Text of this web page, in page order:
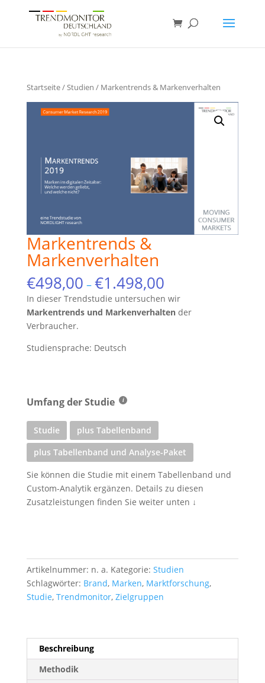
Startseite/Studien / Markentrends & Markenverhalten
Markentrends &
Markenverhalten
€498,00 – €1.498,00
In dieser Trendstudie untersuchen wir
Markentrends und Markenverhaltender
Verbraucher.
Studiensprache: Deutsch
Umfang der Studie
Studie
plus Tabellenband
plus Tabellenband und Analyse-Paket
Sie können die Studie mit einem Tabellenband und
Custom-Analytik ergänzen. Details zu diesen
Zusatzleistungen finden Sie weiter unten ↓
Artikelnummer: n. a. Kategorie: Studien
Schlagwörter: Brand, Marken, Marktforschung,
Studie, Trendmonitor, Zielgruppen
Beschreibung
Methodik